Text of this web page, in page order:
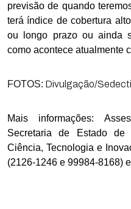
previsão de quando
terá índice de cobertura
ou longo prazo ou ainda
como acontece atualmente
FOTOS: Divulgação/Sedecti
Mais informações:
Secretaria de Estado de
Ciência, Tecnologia e
(2126-1246 e 99984-8168)